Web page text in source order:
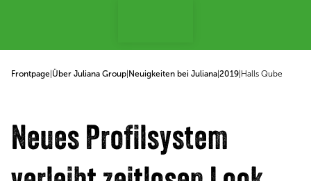
Frontpage Über Juliana Group Neuigkeiten bei Juliana 2019 Halls Qube
Neues Profilsystem